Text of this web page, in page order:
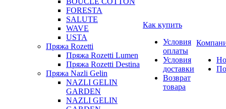
FORESTA
SALUTE
WAVE
USTA
Пряжа Rozetti
Пряжа Rozetti Lumen
Пряжа Rozetti Destina
Пряжа Nazli Gelin
NAZLI GELIN
GARDEN
NAZLI GELIN
Как купить
Условия
оплаты
Условия
доставки
Возврат
товара